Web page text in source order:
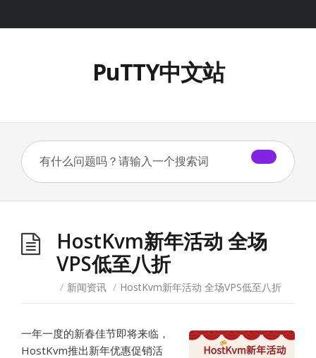
PuTTY中文站
HostKvm新年活动 全场
VPS低至八折
/ 新闻资讯 / HostKvm新年活动 全场VPS低至八折
一年一度的新春佳节即将来临，
HostKvm推出新年优惠促销活